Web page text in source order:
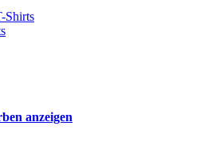
Shirts
anzeigen